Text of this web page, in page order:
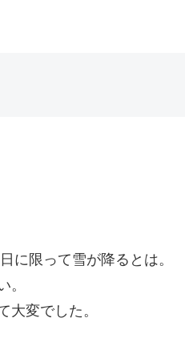
に限って雪が降るとは。
。
大変でした。